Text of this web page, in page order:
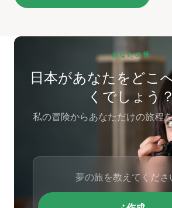
あなたの番
日本があなたをどこ
くでしょう
私の冒険からあなただけの旅程